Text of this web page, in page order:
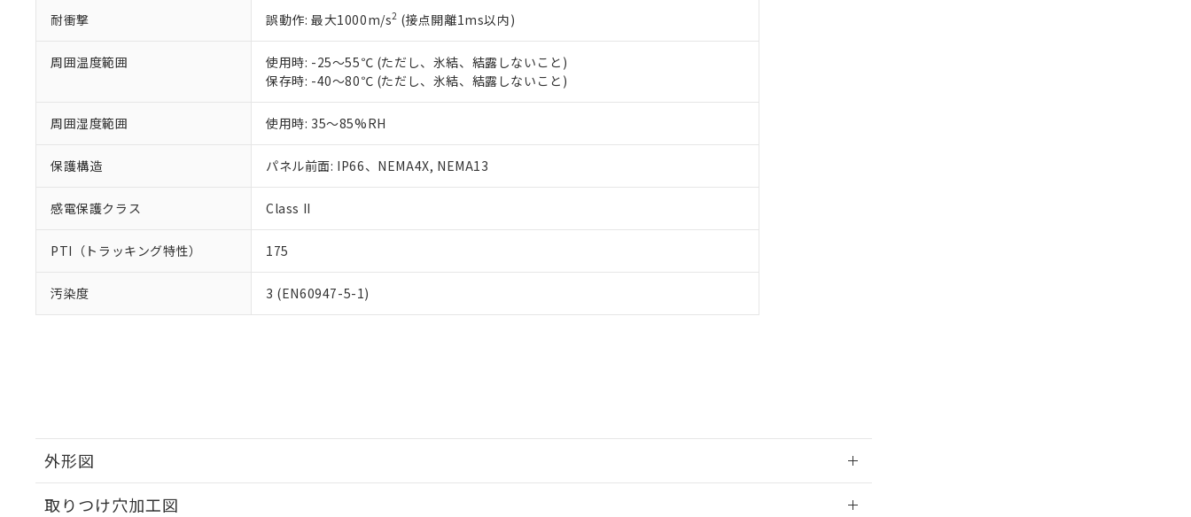
耐衝撃 誤動作: 最大1000m/s2 (接点開離1ms以内)
周囲温度範囲
使用時: -25～55℃ (ただし、氷結、結露しないこと)
保存時: -40～80℃ (ただし、氷結、結露しないこと)
周囲湿度範囲 使用時: 35～85%RH
保護構造 パネル前面: IP66、NEMA4X, NEMA13
感電保護クラス Class II
PTI（トラッキング特性） 175
汚染度 3 (EN60947-5-1)
外形図
取りつけ穴加工図